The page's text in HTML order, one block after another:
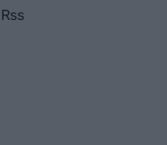
Rss